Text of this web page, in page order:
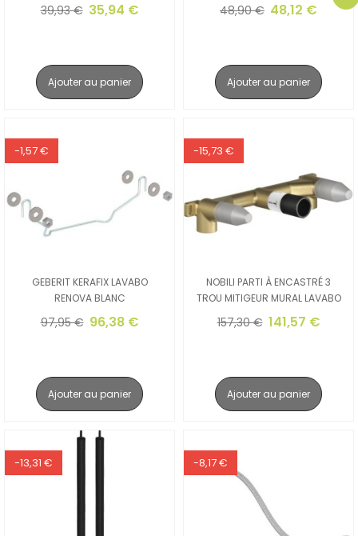
39,93 € 35,94 €
Ajouter au panier
48,90 € 48,12 €
Ajouter au panier
GEBERIT KERAFIX LAVABO
RENOVA BLANC
97,95 € 96,38 €
Ajouter au panier
-1,57 €
NOBILI PARTI À ENCASTRÉ 3
TROU MITIGEUR MURAL LAVABO
157,30 € 141,57 €
Ajouter au panier
-15,73 €
-13,31 € -8,17 €